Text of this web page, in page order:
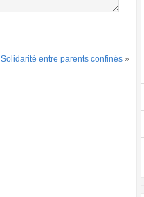
Solidarité entre parents confinés »